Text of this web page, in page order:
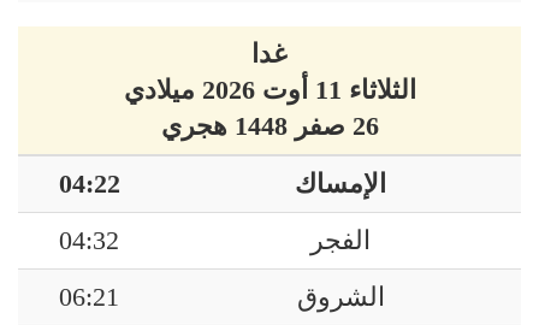
غدا
الثلاثاء 11 أوت 2026 ميلادي
26 صفر 1448 هجري
الإمساك
04:22
الفجر
04:32
الشروق
06:21